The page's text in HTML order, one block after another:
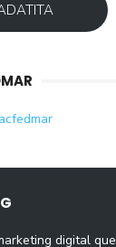
digital que